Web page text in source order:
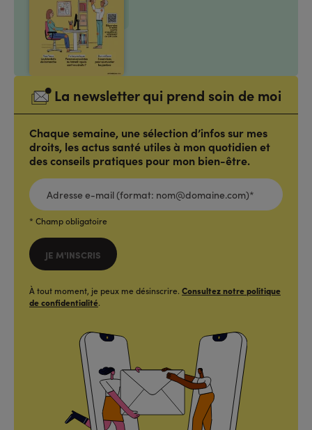
La newsletter qui prend soin de moi
Chaque semaine, une sélection d’infos sur mes
droits, les actus santé utiles à mon quotidien et
des conseils pratiques pour mon bien-être.
ADRESSE
E-
MAIL
(FORMAT:
NOM@DOMAINE.COM)*
* Champ obligatoire
JE M'INSCRIS
À tout moment, je peux me désinscrire. Consultez notre politique
de confidentialité.